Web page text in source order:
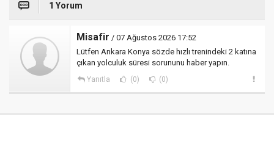
1 Yorum
Misafir / 07 Ağustos 2026 17:52
Lütfen Ankara Konya sözde hızlı trenindeki 2 katına
çıkan yolculuk süresi sorununu haber yapın.
Yanıtla (0) (0)